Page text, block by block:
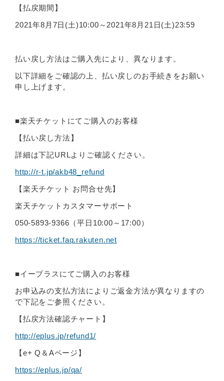
【払戻期間】
2021年8月7日(土)10:00～2021年8月21日(土)23:59
払い戻し方法はご購入先により、異なります。
以下詳細をご確認の上、払い戻しのお手続きをお願い
申し上げます。
■楽天チケットにてご購入のお客様
【払い戻し方法】
詳細は下記URLよりご確認ください。
http://r-t.jp/akb48_refund
【楽天チケット お問合せ先】
楽天チケットカスタマーサポート
050-5893-9366（平日10:00～17:00）
https://ticket.faq.rakuten.net
■イープラスにてご購入のお客様
お申込みの支払方法によりご返金方法が異なりますの
で下記をご参照ください。
【払戻方法確認チャート】
http://eplus.jp/refund1/
【e+ Q＆Aページ】
https://eplus.jp/qa/